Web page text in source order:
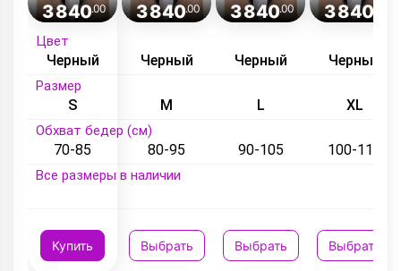
Цвет
Размер
Обхват бедер (см)
Все размеры в наличии
3 840.00
Черный
S
70-85
Купить
3 840.00
Черный
M
80-95
Выбрать
3 840.00
Черный
L
90-105
Выбрать
3 840
Черный
XL
100-115
Выбрать